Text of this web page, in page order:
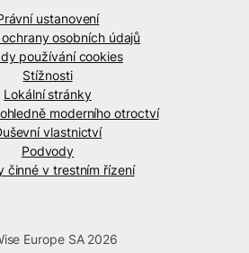
ustanovení
osobních údajů
používání cookies
Stížnosti
Lokální stránky
moderního otroctví
vlastnictví
Podvody
činné v trestním řízení
Europe SA 2026